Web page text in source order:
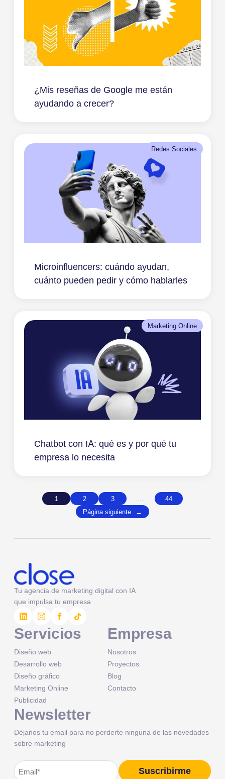
¿Mis reseñas de Google me están
ayudando a crecer?
Redes Sociales
Microinfluencers: cuándo ayudan,
cuánto pueden pedir y cómo hablarles
Marketing Online
Chatbot con IA: qué es y por qué tu
empresa lo necesita
1 2 3
44
Página siguiente
→
Tu agencia de marketing digital con IA
que impulsa tu empresa
Servicios
Diseño web
Desarrollo web
Diseño gráfico
Marketing Online
Publicidad
Empresa
Nosotros
Proyectos
Blog
Contacto
Newsletter
Déjanos tu email para no perderte ninguna de las novedades
sobre marketing
Correo
Suscribirme